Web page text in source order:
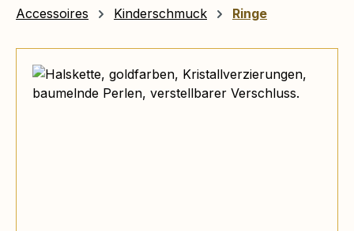
Accessoires Kinderschmuck Ringe
Bildergalerie überspringen